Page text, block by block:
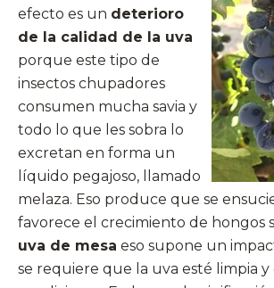
efecto es un deterioro
de la calidad de la uva
porque este tipo de
insectos chupadores
consumen mucha savia y
todo lo que les sobra lo
excretan en forma un
líquido pegajoso, llamado
melaza. Eso produce que se
favorece el crecimiento de hongos
uva de mesa eso supone un
se requiere que la uva esté limpia